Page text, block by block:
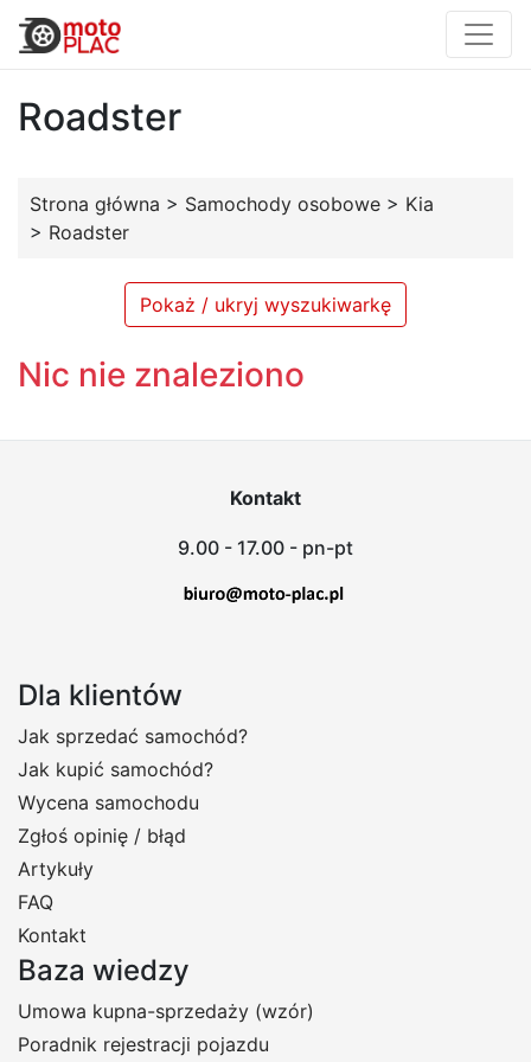
Roadster
Strona główna > Samochody osobowe > Kia
> Roadster
Pokaż / ukryj wyszukiwarkę
Nic nie znaleziono
Kontakt
9.00 - 17.00 - pn-pt
Dla klientów
Jak sprzedać samochód?
Jak kupić samochód?
Wycena samochodu
Zgłoś opinię / błąd
Artykuły
FAQ
Kontakt
Baza wiedzy
Umowa kupna-sprzedaży (wzór)
Poradnik rejestracji pojazdu